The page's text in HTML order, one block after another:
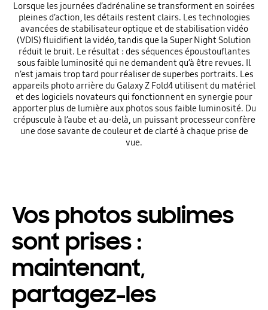
Lorsque les journées d’adrénaline se transforment en soirées
pleines d’action, les détails restent clairs. Les technologies
avancées de stabilisateur optique et de stabilisation vidéo
(VDIS) fluidifient la vidéo, tandis que la Super Night Solution
réduit le bruit. Le résultat : des séquences époustouflantes
sous faible luminosité qui ne demandent qu’à être revues. Il
n’est jamais trop tard pour réaliser de superbes portraits. Les
appareils photo arrière du Galaxy Z Fold4 utilisent du matériel
et des logiciels novateurs qui fonctionnent en synergie pour
apporter plus de lumière aux photos sous faible luminosité. Du
crépuscule à l’aube et au-delà, un puissant processeur confère
une dose savante de couleur et de clarté à chaque prise de
vue.
Vos photos sublimes
sont prises :
maintenant,
partagez-les